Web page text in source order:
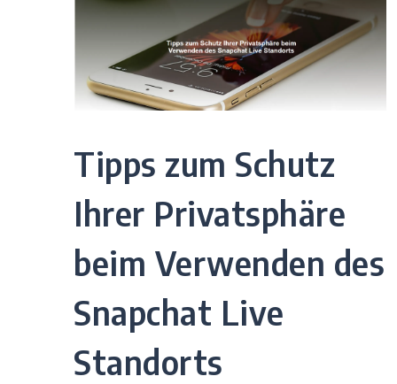
Tipps zum Schutz
Ihrer Privatsphäre
beim Verwenden des
Snapchat Live
Standorts